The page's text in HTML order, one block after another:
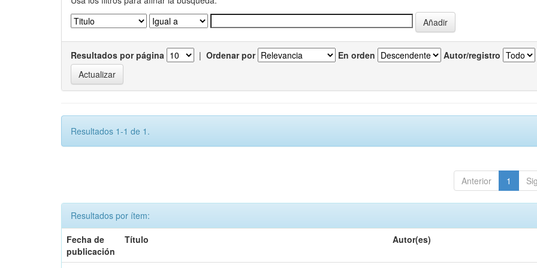
Resultados por página | Ordenar por En orden Autor/registro
Resultados 1-1 de 1.
Anterior 1
Resultados por ítem:
Fecha de
publicación
Título Autor(es)